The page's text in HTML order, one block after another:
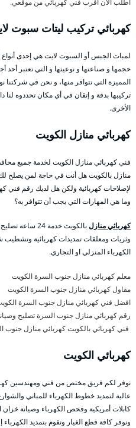
كهربائي تركيب ليتات سبوت
لمبات الجبس أو السبوت لايت هي إحدى
حجمها و صناعتها و نوعيتها و التي تعتبر أحد
المميزة التي تتوافر منها، و نحن في شركتنا
تركيبها بدقة و إتقان في أي مكان تحددوه
الأخرى.
كهربائي منازل الكويت
فني كهربائي منازل الكويت لخدمة جميع
منازل بالكويت هل أنت في حاجة لمن يصلح لك
لإصلاحات كهربائية ولكن هل لديك رقم فني
وما هي المهارات التي يجب أن تتوافر به؟
كهربائي منازل
بالكويت خدمة
وثريات ومعلقات تمديدات كهربائية وتشطيب
الكهرباء المنزلي او التجاري.
معلم كهربائي منازل جنوب السرة الكويت
مقاول كهربائي منازل جنوب السرة الكويت
افضل فني كهربائي منازل جنوب السرة
رقم كهربائي منازل جنوب السرة تصليح
فني كهربائي بالكويت كهربائي منازل جنوب
كهربائي الكويت
نوفر لكم فريق مختص من فني ومهندسين
عالية لتمديد خطوط الكهرباء للمباني
كابلات أمريكية وفحص الكهرباء وصيانة خزان
ونوفر كافة قطع الغيار ونقوم بتمديد